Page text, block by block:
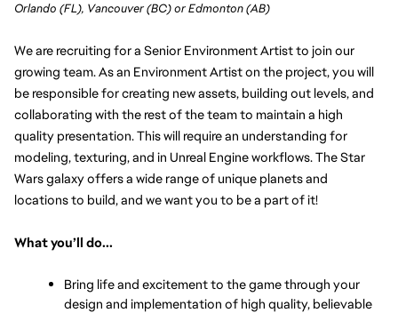
Orlando (FL), Vancouver (BC) or Edmonton (AB)
We are recruiting for a Senior Environment Artist to join our
growing team. As an Environment Artist on the project, you will
be responsible for creating new assets, building out levels, and
collaborating with the rest of the team to maintain a high
quality presentation. This will require an understanding for
modeling, texturing, and in Unreal Engine workflows. The Star
Wars galaxy offers a wide range of unique planets and
locations to build, and we want you to be a part of it!
What you’ll do...
Bring life and excitement to the game through your
design and implementation of high quality, believable